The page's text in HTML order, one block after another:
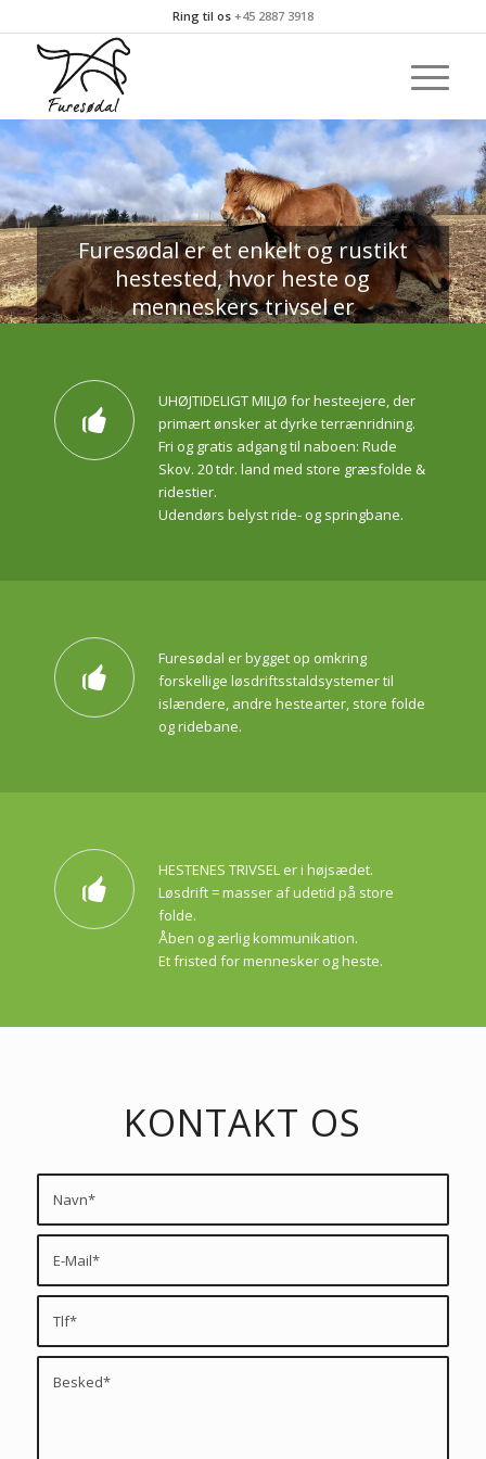
Ring til os +45 2887 3918
Furesødal er et enkelt og rustikt
hestested, hvor heste og
menneskers trivsel er
avles heste. Stedet er bygget op
omkring 4 løsdriftsstaldsystemer til
islændere, andre hestearter, store
folde og ridebane. Hestene er delt
ind i mindre flokke og vælger selv
om de vil være ude eller inde i
UHØJTIDELIGT MILJØ for hesteejere, der
primært ønsker at dyrke terrænridning.
Fri og gratis adgang til naboen: Rude
Skov. 20 tdr. land med store græsfolde &
ridestier.
Udendørs belyst ride- og springbane.
Furesødal er bygget op omkring
forskellige løsdriftsstaldsystemer til
islændere, andre hestearter, store folde
og ridebane.
HESTENES TRIVSEL er i højsædet.
Løsdrift = masser af udetid på store
folde.
Åben og ærlig kommunikation.
Et fristed for mennesker og heste.
KONTAKT OS